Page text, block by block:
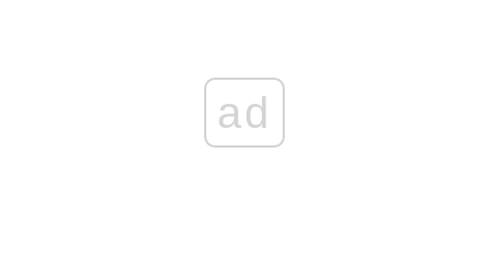
ad